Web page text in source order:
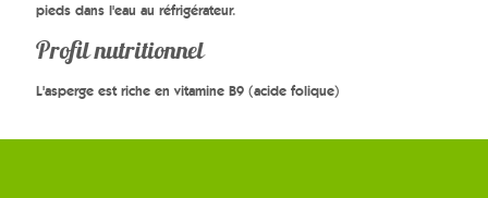
pieds dans l'eau au réfrigérateur.
Profil nutritionnel
L'asperge est riche en vitamine B9 (acide folique)